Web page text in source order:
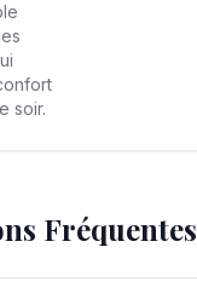
soir.
Fréquentes